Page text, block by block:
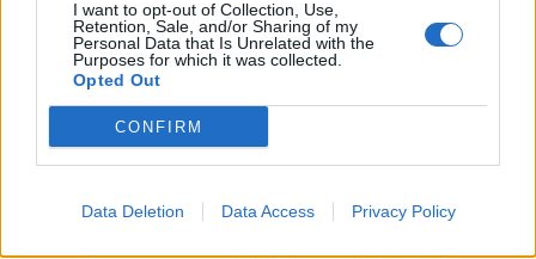
I want to opt-out of Collection, Use,
Retention, Sale, and/or Sharing of my
Personal Data that Is Unrelated with the
Purposes for which it was collected.
Opted Out
CONFIRM
Data Deletion Data Access Privacy Policy
Περιεχόμενα τεύχους